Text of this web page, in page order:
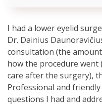
I had a lower eyelid
Dr. Dainius
consultation (the
how the procedure went
care after the surgery),
Professional and
questions I had and